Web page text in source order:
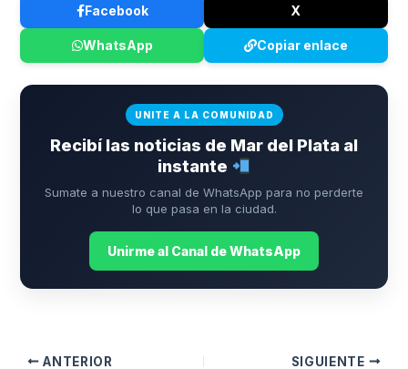
Facebook X
WhatsApp Copiar enlace
UNITE A LA COMUNIDAD
Recibí las noticias de Mar del Plata al
instante
Sumate a nuestro canal de WhatsApp para no perderte
lo que pasa en la ciudad.
Unirme al Canal de WhatsApp
ANTERIOR SIGUIENTE